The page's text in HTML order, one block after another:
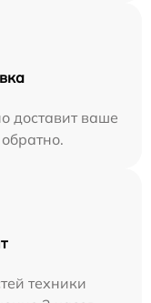
доставит ваше
техники